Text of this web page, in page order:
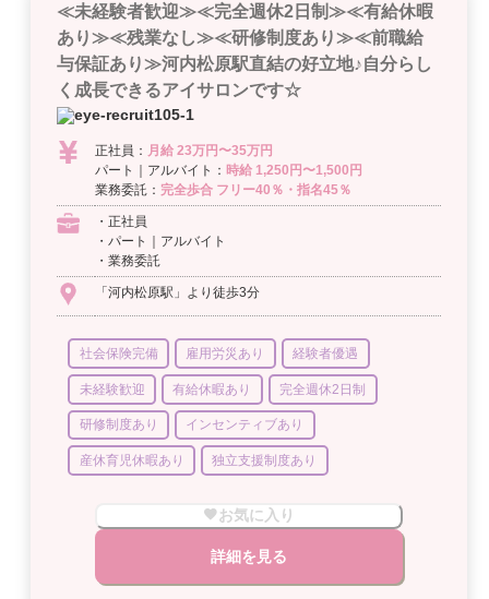
≪未経験者歓迎≫≪完全週休2日制≫≪有給休暇
あり≫≪残業なし≫≪研修制度あり≫≪前職給
与保証あり≫河内松原駅直結の好立地♪自分らし
く成長できるアイサロンです☆
正社員： 月給 23万円〜35万円
パート｜アルバイト： 時給 1,250円〜1,500円
業務委託： 完全歩合 フリー40％・指名45％
・正社員
・パート｜アルバイト
・業務委託
「河内松原駅」より徒歩3分
社会保険完備 雇用労災あり 経験者優遇
未経験歓迎 有給休暇あり 完全週休2日制
研修制度あり インセンティブあり
産休育児休暇あり 独立支援制度あり
お気に入り
詳細を見る